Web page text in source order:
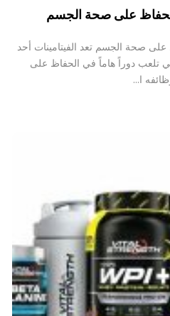
الحفاظ على صحة الجسم
على صحة الجسم تعد الفيتامينات أحد
تلعب دوراً هاماً في الحفاظ على
ا…